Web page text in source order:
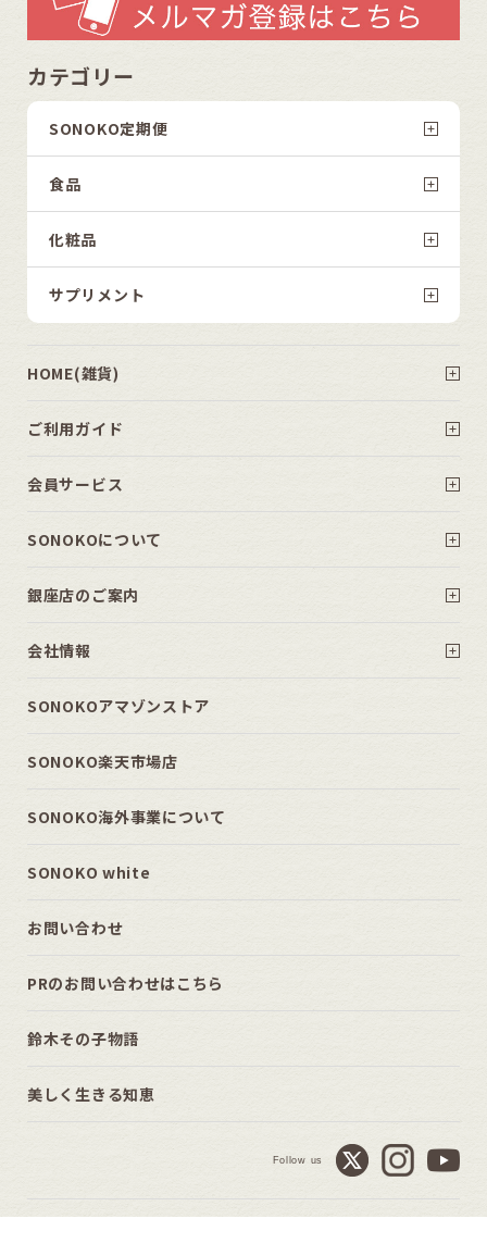
カテゴリー
SONOKO定期便
食品
化粧品
サプリメント
HOME(雑貨)
ご利用ガイド
会員サービス
SONOKOについて
銀座店のご案内
会社情報
SONOKOアマゾンストア
SONOKO楽天市場店
SONOKO海外事業について
SONOKO white
お問い合わせ
PRのお問い合わせはこちら
鈴木その子物語
美しく生きる知恵
Follow us